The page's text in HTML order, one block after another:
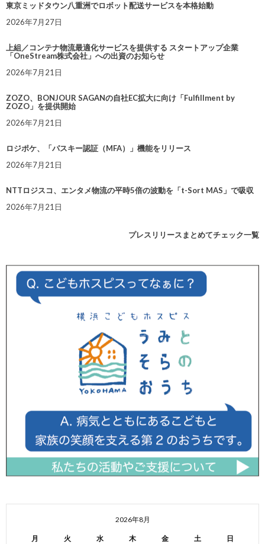
東京ミッドタウン八重洲でロボット配送サービスを本格始動
2026年7月27日
上組／コンテナ物流最適化サービスを提供する スタートアップ企業
「OneStream株式会社」への出資のお知らせ
2026年7月21日
ZOZO、BONJOUR SAGANの自社EC拡大に向け「Fulfillment by
ZOZO」を提供開始
2026年7月21日
ロジポケ、「パスキー認証（MFA）」機能をリリース
2026年7月21日
NTTロジスコ、エンタメ物流の平時5倍の波動を「t-Sort MAS」で吸収
2026年7月21日
プレスリリースまとめてチェック一覧
2026年8月
月 火 水 木 金 土 日